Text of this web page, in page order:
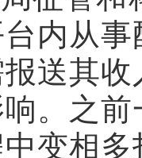
内从
送其
。之
变相